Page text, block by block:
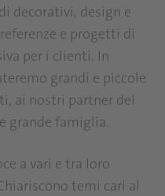
decorativi, design e
e progetti di
per i clienti. In
grandi e piccole
ai nostri partner del
grande famiglia.
a vari e tra loro
temi cari al